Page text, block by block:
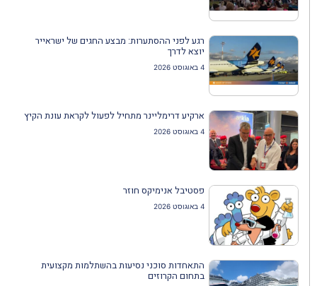
רגע לפני ההסתערות: מבצע החגים של ישראייר
יוצא לדרך
4 באוגוסט 2026
ארקיע דרימליינר מתחיל לפעול לקראת עונת הקיץ
4 באוגוסט 2026
פסטיבל אנימיקס חוזר
4 באוגוסט 2026
התאחדות סוכני נסיעות בהשתלמות מקצועית
בתחום הקרוזים